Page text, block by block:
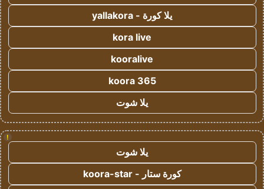
يلا كورة - yallakora
kora live
kooralive
koora 365
يلا شوت
!
يلا شوت
كورة ستار - koora-star